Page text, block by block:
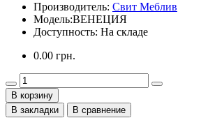
Производитель: Свит Меблив
Модель:ВЕНЕЦИЯ
Доступность: На складе
0.00 грн.
В корзину
В закладки
В сравнение